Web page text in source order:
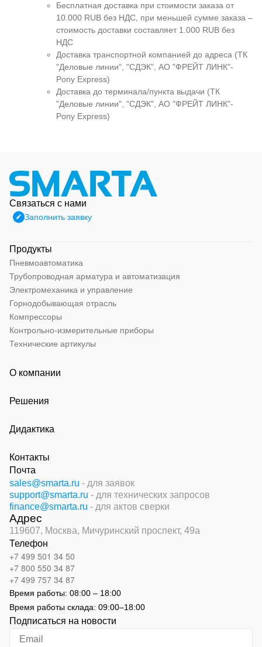
Бесплатная доставка при стоимости заказа от
10.000 RUB без НДС, при меньшей сумме заказа –
стоимость доставки составляет 1.000 RUB без
НДС
Доставка транспортной компанией до адреса (ТК
"Деловые линии", "СДЭК", АО "ФРЕЙТ ЛИНК"-
Pony Express)
Доставка до терминала/пункта выдачи (ТК
"Деловые линии", "СДЭК", АО "ФРЕЙТ ЛИНК"-
Pony Express)
Связаться с нами
Заполнить заявку
Продукты
Пневмоавтоматика
Трубопроводная арматура и автоматизация
Электромеханика и управление
Горнодобывающая отрасль
Компрессоры
Контрольно-измерительные приборы
Технические артикулы
О компании
Решения
Дидактика
Контакты
Почта
sales@smarta.ru - для заявок
support@smarta.ru - для технических запросов
finance@smarta.ru - для актов сверки
Адрес
119607, Москва, Мичуринский проспект, 49а
Телефон
+7 499 501 34 50
+7 800 550 34 87
+7 499 757 34 87
Время работы: 08:00 – 18:00
Время работы склада: 09:00–18:00
Подписаться на новости